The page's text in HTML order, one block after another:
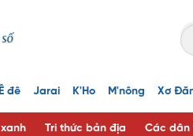
Ê đê Jarai K'Ho M'nông Xơ
Tri thức bản địa Các dân